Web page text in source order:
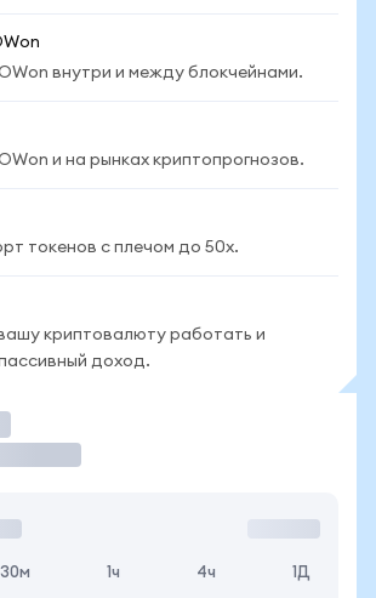
внутри и между блокчейнами.
и на рынках криптопрогнозов.
токенов с плечом до 50x.
криптовалюту работать и
доход.
30м 1ч 4ч 1Д